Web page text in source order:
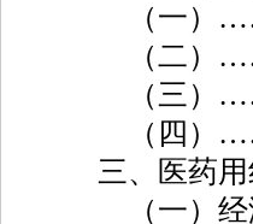
（一）
（二）
（三）
（四）
三、医药用
（一）经